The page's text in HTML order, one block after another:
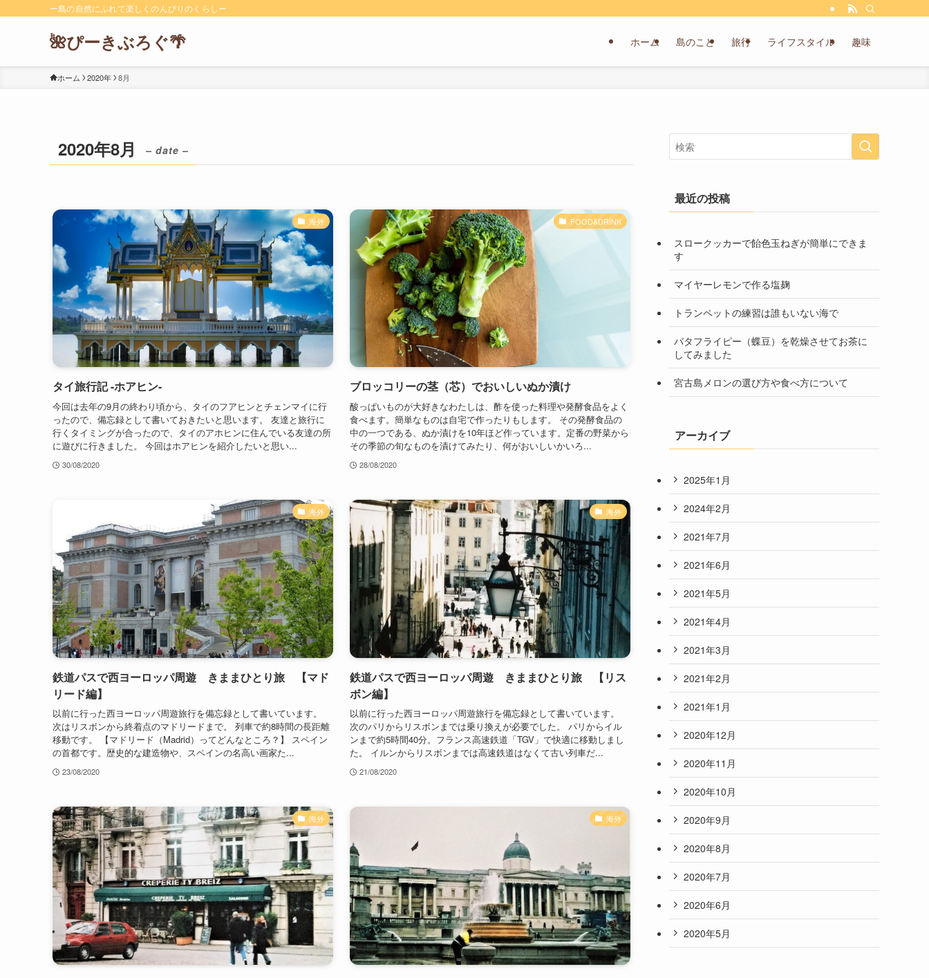
ー島の自然にふれて楽しくのんびりのくらしー
🌺ぴーきぶろぐ🌴 ホーム 島のこと 旅行 ライフスタイル 趣味
ホーム 2020年 8月
2020年8月 – date –
海外
タイ旅行記 -ホアヒン-
今回は去年の9月の終わり頃から、タイのフアヒンとチェンマイに行
ったので、備忘録として書いておきたいと思います。 友達と旅行に
行くタイミングが合ったので、タイのアホヒンに住んでいる友達の所
に遊びに行きました。 今回はホアヒンを紹介したいと思い...
30/08/2020
FOOD&DRINK
ブロッコリーの茎（芯）でおいしいぬか漬け
酸っぱいものが大好きなわたしは、酢を使った料理や発酵食品をよく
食べます。簡単なものは自宅で作ったりもします。 その発酵食品の
中の一つである、ぬか漬けを10年ほど作っています。定番の野菜から
その季節の旬なものを漬けてみたり、何がおいしいかいろ...
28/08/2020
海外
鉄道パスで西ヨーロッパ周遊 きままひとり旅 【マド
リード編】
以前に行った西ヨーロッパ周遊旅行を備忘録として書いています。
次はリスボンから終着点のマドリードまで。 列車で約8時間の長距離
移動です。 【マドリード（Madrid）ってどんなところ？】 スペイン
の首都です。歴史的な建造物や、スペインの名高い画家た...
23/08/2020
海外
鉄道パスで西ヨーロッパ周遊 きままひとり旅 【リス
ボン編】
以前に行った西ヨーロッパ周遊旅行を備忘録として書いています。
次のパリからリスボンまでは乗り換えが必要でした。 パリからイル
ンまで約5時間40分。フランス高速鉄道「TGV」で快適に移動しまし
た。 イルンからリスボンまでは高速鉄道はなくて古い列車だ...
21/08/2020
海外 海外
最近の投稿
スロークッカーで飴色玉ねぎが簡単にできま
す
マイヤーレモンで作る塩麹
トランペットの練習は誰もいない海で
バタフライピー（蝶豆）を乾燥させてお茶に
してみました
宮古島メロンの選び方や食べ方について
アーカイブ
2025年1月
2024年2月
2021年7月
2021年6月
2021年5月
2021年4月
2021年3月
2021年2月
2021年1月
2020年12月
2020年11月
2020年10月
2020年9月
2020年8月
2020年7月
2020年6月
2020年5月